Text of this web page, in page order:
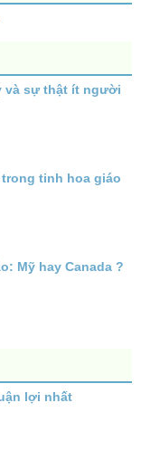
và sự thật ít người
tinh hoa giáo
Mỹ hay Canada ?
lợi nhất